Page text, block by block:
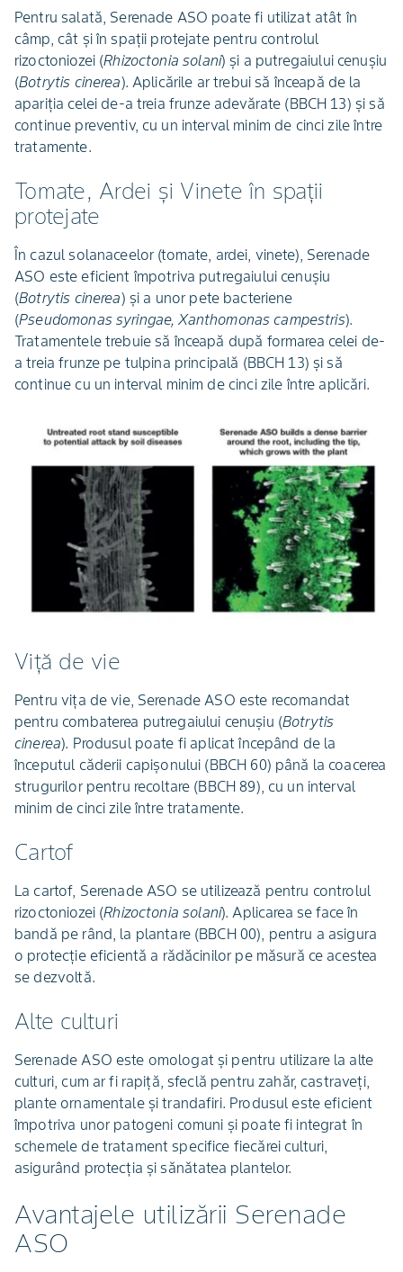
Pentru salată, Serenade ASO poate fi utilizat atât în
câmp, cât și în spații protejate pentru controlul
rizoctoniozei (Rhizoctonia solani) și a putregaiului cenușiu
(Botrytis cinerea). Aplicările ar trebui să înceapă de la
apariția celei de-a treia frunze adevărate (BBCH 13) și să
continue preventiv, cu un interval minim de cinci zile între
tratamente.
Tomate, Ardei și Vinete în spații
protejate
În cazul solanaceelor (tomate, ardei, vinete), Serenade
ASO este eficient împotriva putregaiului cenușiu
(Botrytis cinerea) și a unor pete bacteriene
(Pseudomonas syringae, Xanthomonas campestris).
Tratamentele trebuie să înceapă după formarea celei de-
a treia frunze pe tulpina principală (BBCH 13) și să
continue cu un interval minim de cinci zile între aplicări.
Viță de vie
Pentru vița de vie, Serenade ASO este recomandat
pentru combaterea putregaiului cenușiu (Botrytis
cinerea). Produsul poate fi aplicat începând de la
începutul căderii capișonului (BBCH 60) până la coacerea
strugurilor pentru recoltare (BBCH 89), cu un interval
minim de cinci zile între tratamente.
Cartof
La cartof, Serenade ASO se utilizează pentru controlul
rizoctoniozei (Rhizoctonia solani). Aplicarea se face în
bandă pe rând, la plantare (BBCH 00), pentru a asigura
o protecție eficientă a rădăcinilor pe măsură ce acestea
se dezvoltă.
Alte culturi
Serenade ASO este omologat și pentru utilizare la alte
culturi, cum ar fi rapiță, sfeclă pentru zahăr, castraveți,
plante ornamentale și trandafiri. Produsul este eficient
împotriva unor patogeni comuni și poate fi integrat în
schemele de tratament specifice fiecărei culturi,
asigurând protecția și sănătatea plantelor.
Avantajele utilizării Serenade
ASO